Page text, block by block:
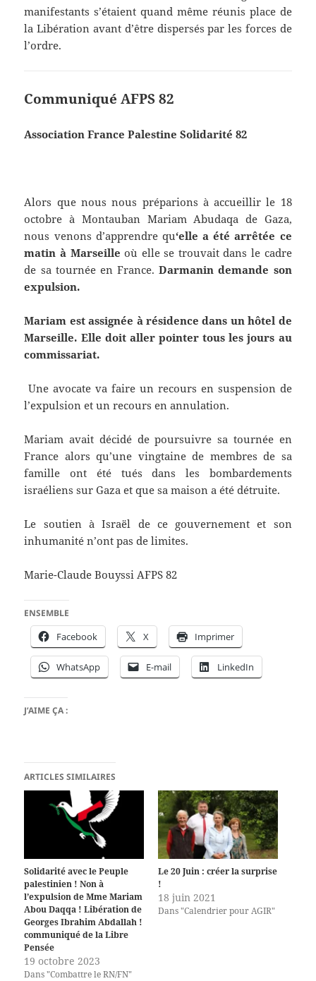
manifestants s’étaient quand même réunis place de
la Libération avant d’être dispersés par les forces de
l’ordre.
Communiqué AFPS 82
Association France Palestine Solidarité 82
Alors que nous nous préparions à accueillir le 18
octobre à Montauban Mariam Abudaqa de Gaza,
nous venons d’apprendre qu‘elle a été arrêtée ce
matin à Marseille où elle se trouvait dans le cadre
de sa tournée en France.Darmanin demande son
expulsion.
Mariam est assignée à résidence dans un hôtel de
Marseille. Elle doit aller pointer tous les jours au
commissariat.
Une avocate va faire un recours en suspension de
l’expulsion et un recours en annulation.
Mariam avait décidé de poursuivre sa tournée en
France alors qu’une vingtaine de membres de sa
famille ont été tués dans les bombardements
israéliens sur Gaza et que sa maison a été détruite.
Le soutien à Israël de ce gouvernement et son
inhumanité n’ont pas de limites.
Marie-Claude Bouyssi AFPS 82
ENSEMBLE
Facebook X Imprimer
WhatsApp E-mail LinkedIn
J’AIME ÇA :
ARTICLES SIMILAIRES
Solidarité avec le Peuple
palestinien ! Non à
l’expulsion de Mme Mariam
Abou Daqqa ! Libération de
Georges Ibrahim Abdallah !
communiqué de la Libre
Pensée
19 octobre 2023
Dans "Combattre le RN/FN"
Le 20 Juin : créer la surprise
!
18 juin 2021
Dans "Calendrier pour AGIR"